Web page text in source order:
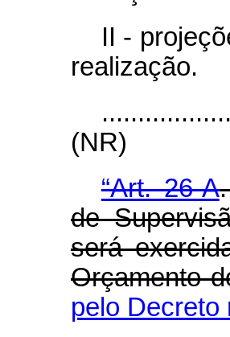
II -
realização.
(NR)
“Art. 26-A
de
será
Orçamento
pelo Decreto